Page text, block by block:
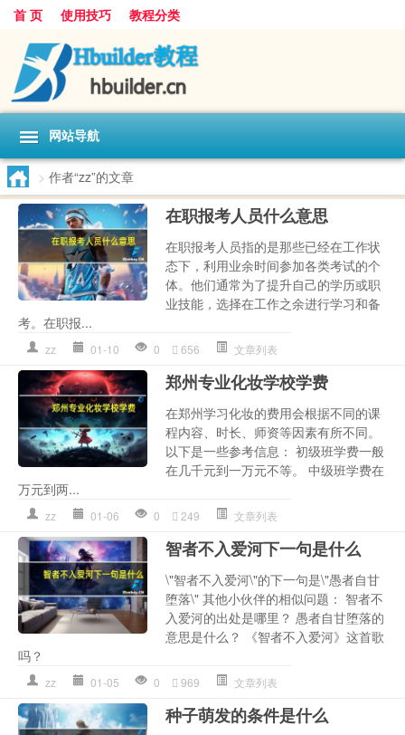
首 页 使用技巧 教程分类
网站导航
> 作者“zz”的文章
在职报考人员什么意思
在职报考人员指的是那些已经在工作状
态下，利用业余时间参加各类考试的个
体。他们通常为了提升自己的学历或职
业技能，选择在工作之余进行学习和备
考。在职报...
zz 01-10 0 656 文章列表
郑州专业化妆学校学费
在郑州学习化妆的费用会根据不同的课
程内容、时长、师资等因素有所不同。
以下是一些参考信息： 初级班学费一般
在几千元到一万元不等。 中级班学费在
万元到两...
zz 01-06 0 249 文章列表
智者不入爱河下一句是什么
\"智者不入爱河\"的下一句是\"愚者自甘
堕落\" 其他小伙伴的相似问题： 智者不
入爱河的出处是哪里？ 愚者自甘堕落的
意思是什么？ 《智者不入爱河》这首歌
吗？
zz 01-05 0 969 文章列表
种子萌发的条件是什么